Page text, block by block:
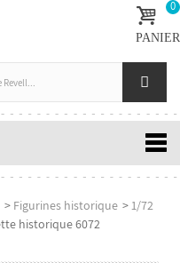
0
PANIER
> Figurines historique >1/72
historique 6072